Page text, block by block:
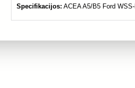
Specifikacijos: ACEA A5/B5 Ford